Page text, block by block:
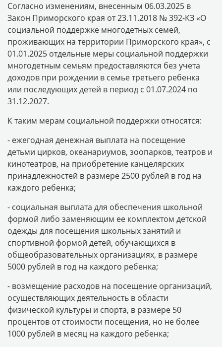
Согласно изменениям, внесенным 06.03.2025 в
Закон Приморского края от 23.11.2018 № 392-КЗ «О
социальной поддержке многодетных семей,
проживающих на территории Приморского края», с
01.01.2025 отдельные меры социальной поддержки
многодетным семьям предоставляются без учета
доходов при рождении в семье третьего ребенка
или последующих детей в период с 01.07.2024 по
31.12.2027.
К таким мерам социальной поддержки относятся:
- ежегодная денежная выплата на посещение
детьми цирков, океанариумов, зоопарков, театров и
кинотеатров, на приобретение канцелярских
принадлежностей в размере 2500 рублей в год на
каждого ребенка;
- социальная выплата для обеспечения школьной
формой либо заменяющим ее комплектом детской
одежды для посещения школьных занятий и
спортивной формой детей, обучающихся в
общеобразовательных организациях, в размере
5000 рублей в год на каждого ребенка;
- возмещение расходов на посещение организаций,
осуществляющих деятельность в области
физической культуры и спорта, в размере 50
процентов от стоимости посещения, но не более
1000 рублей в месяц на каждого ребенка;